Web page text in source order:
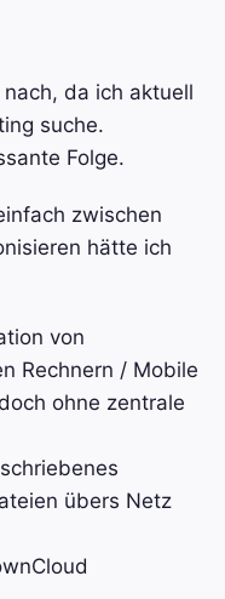
da ich aktuell
suche.
Folge.
zwischen
hätte ich
von
Rechnern / Mobile
ohne zentrale
übers Netz